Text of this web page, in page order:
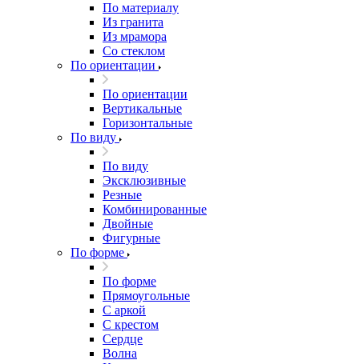
По материалу
Из гранита
Из мрамора
Со стеклом
По ориентации
По ориентации
Вертикальные
Горизонтальные
По виду
По виду
Эксклюзивные
Резные
Комбинированные
Двойные
Фигурные
По форме
По форме
Прямоугольные
С аркой
С крестом
Сердце
Волна